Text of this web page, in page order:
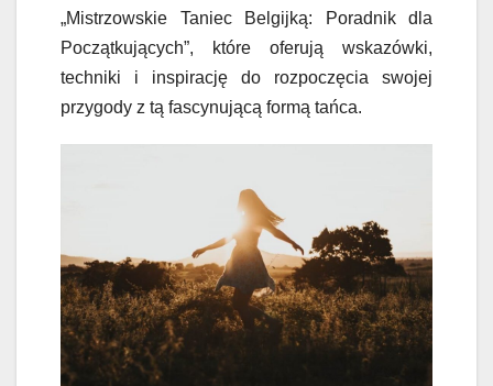
„Mistrzowskie Taniec Belgijką: Poradnik dla
Początkujących”, które oferują wskazówki,
techniki i inspirację do rozpoczęcia swojej
przygody z tą fascynującą formą tańca.